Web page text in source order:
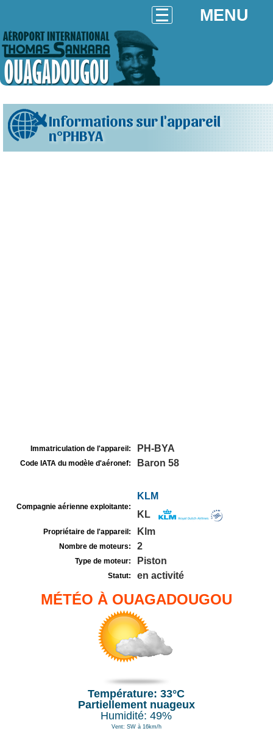
MENU
Informations sur l'appareil
n°PHBYA
Immatriculation de l'appareil: PH-BYA
Code IATA du modèle d'aéronef: Baron 58
Compagnie aérienne exploitante:
KLM
KL
Propriétaire de l'appareil: Klm
Nombre de moteurs: 2
Type de moteur: Piston
Statut: en activité
MÉTÉO À OUAGADOUGOU
Température: 33°C
Partiellement nuageux
Humidité: 49%
Vent: SW à 16km/h